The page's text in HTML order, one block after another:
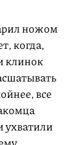
ножом
когда,
клинок
все
ухватили